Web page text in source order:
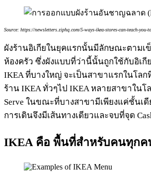
Source: https://newsletters.ziphq.com/5-ways-ikea-stores-can-teach-you-
ผังร้านอิเกียในยุคแรกนั้นมีลักษณะตามเ
ห้องครัว ซึ่งผังแบบที่ว่านี้นั้นถูกใช้กับอิเกี
IKEA ที่บางใหญ่ จะเป็นสาขาแรกในโลก
ร้าน IKEA ทั่วๆไป IKEA หลายสาขาใน
Serve ในขณะที่บางสาขามีเพียงแค่ชั้นเ
การเดินจึงมีเส้นทางเดียวและจบที่จุด
IKEA คือ พื้นที่สำหรับคนทุกค